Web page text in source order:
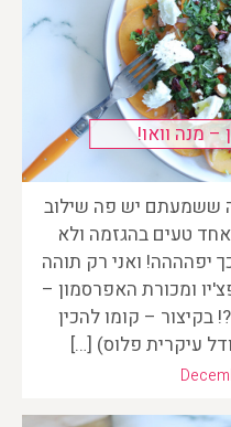
– מנה וואו!
ששמעתם יש פה שילוב
טעים בהגזמה ולא
יפהההה! ואני רק תוהה
ומכורת האפרסמון –
– קומו להכין
עיקרית פלוס) […]